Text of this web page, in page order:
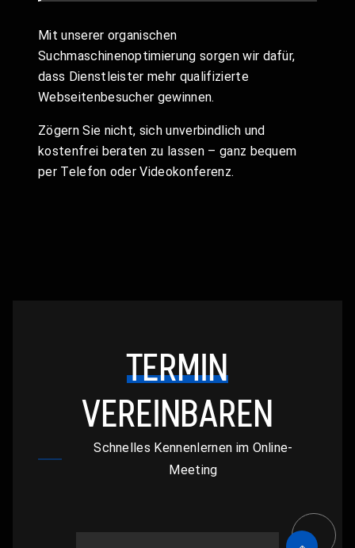
Mit unserer organischen
Suchmaschinenoptimierung sorgen wir dafür,
dass Dienstleister mehr qualifizierte
Webseitenbesucher gewinnen.
Zögern Sie nicht, sich unverbindlich und
kostenfrei beraten zu lassen – ganz bequem
per Telefon oder Videokonferenz.
TERMIN
VEREINBAREN
Schnelles Kennenlernen im Online-
Meeting